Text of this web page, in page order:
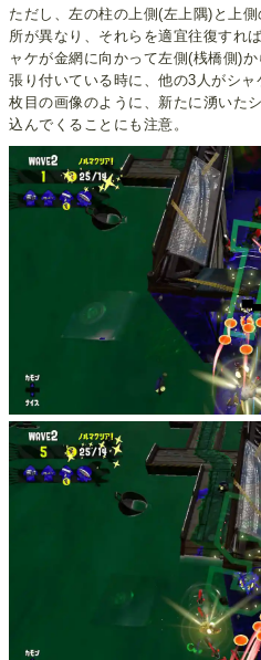
ただし、左の柱の上側(左上隅)と上
所が異なり、それらを適宜往復すれ
ャケが金網に向かって左側(桟橋側)
張り付いている時に、他の3人がシ
枚目の画像のように、新たに湧いた
込んでくることにも注意。